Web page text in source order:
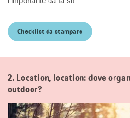
Checklist da stampare
2. Location, location: dove
outdoor?